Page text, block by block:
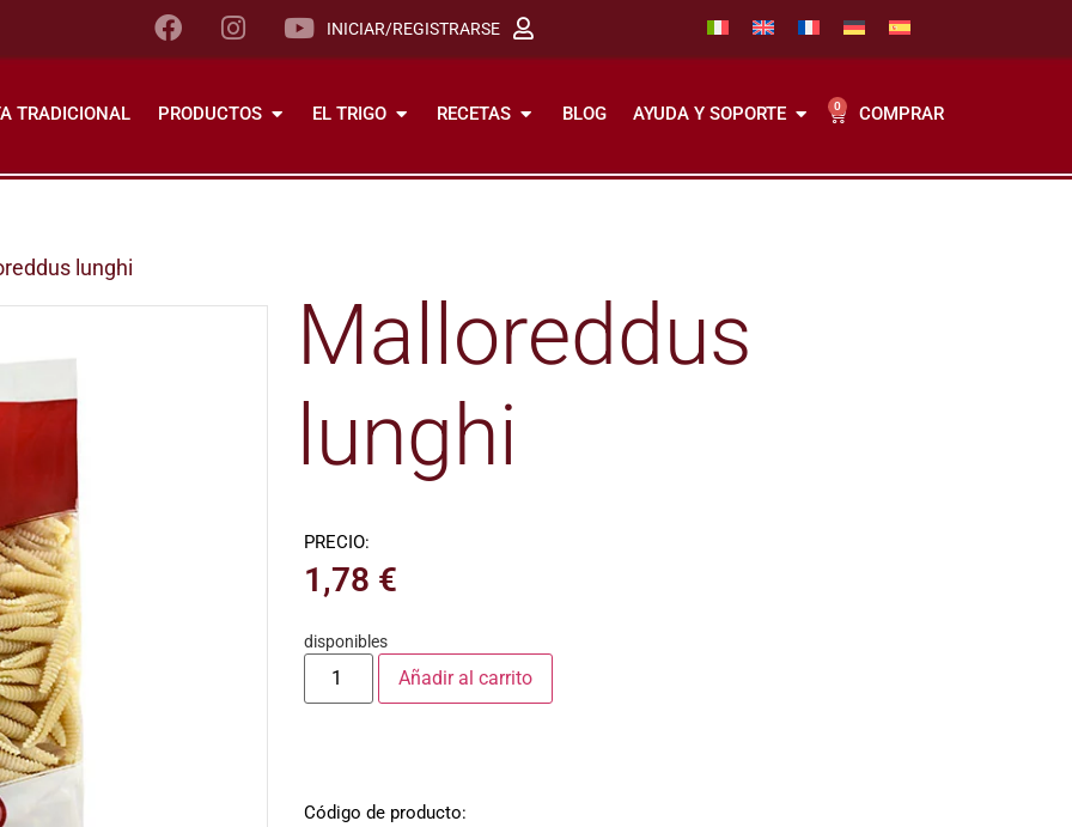
INICIAR/REGISTRARSE
TRADICIONAL PRODUCTOS EL TRIGO RECETAS BLOG AYUDA Y SOPORTE 0 COMPRAR
lunghi
Malloreddus
lunghi
PRECIO:
1,78 €
disponibles
Añadir al carrito
Código de producto: